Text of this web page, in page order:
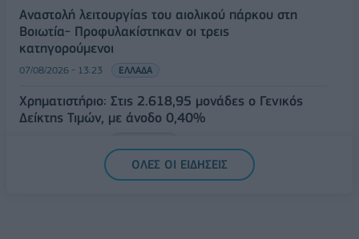
Αναστολή λειτουργίας του αιολικού πάρκου στη
Βοιωτία- Προφυλακίστηκαν οι τρεις
κατηγορούμενοι
07/08/2026 - 13:23 ΕΛΛΑΔΑ
Χρηματιστήριο: Στις 2.618,95 μονάδες ο Γενικός
Δείκτης Τιμών, με άνοδο 0,40%
ΟΛΕΣ ΟΙ ΕΙΔΗΣΕΙΣ